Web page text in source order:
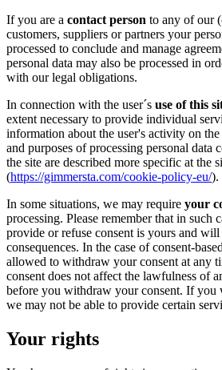
If you are a contact person to any of our
customers, suppliers or partners your
processed to conclude and manage
personal data may also be processed in
with our legal obligations.
In connection with the user´s use of this
extent necessary to provide individual
information about the user's activity on
and purposes of processing personal data
the site are described more specific at the
(https://gimmersta.com/cookie-policy-eu/).
In some situations, we may require your
processing. Please remember that in such
provide or refuse consent is yours and
consequences. In the case of consent-
allowed to withdraw your consent at any
consent does not affect the lawfulness of
before you withdraw your consent. If you
we may not be able to provide certain
Your rights